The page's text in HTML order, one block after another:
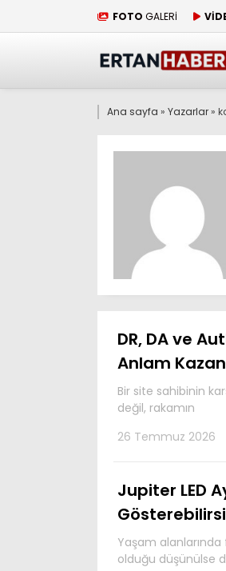
FOTO GALERİ
Ana sayfa » Yazarlar»
DR, DA ve
Anlam
Bir site sahibinin
değil, rakamın
26 Temmuz 2026
Jupiter LED
Yaşam
olduğu düşünülse